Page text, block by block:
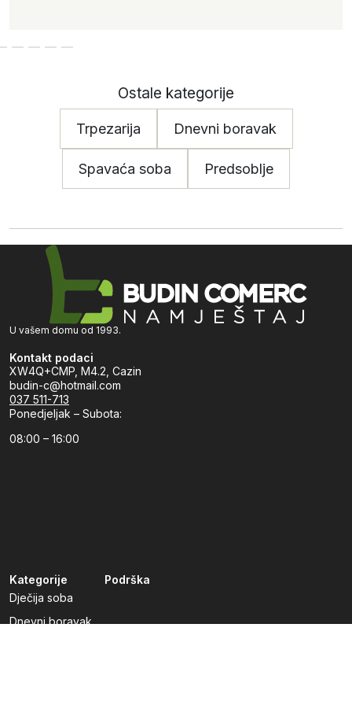
Ostale kategorije
Trpezarija Dnevni boravak
Spavaća soba Predsoblje
U vašem domu od 1993.
Kontakt podaci
XW4Q+CMP, M4.2, Cazin
budin-c@hotmail.com
037 511-713
Ponedjeljak – Subota:
08:00 – 16:00
Kategorije
Dječija soba
Dnevni boravak
Podrška